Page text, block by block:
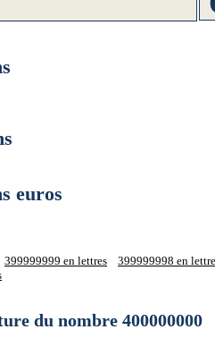
euros
399999999 en lettres 399999998 en
du nombre 400000000